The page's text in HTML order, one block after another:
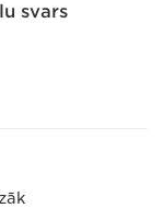
svars